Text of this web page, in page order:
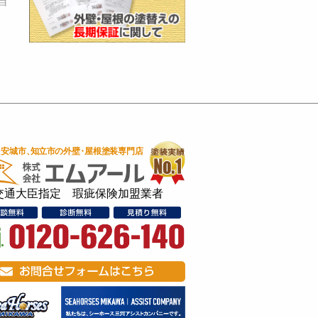
通大臣指定 瑕疵保険加盟業者